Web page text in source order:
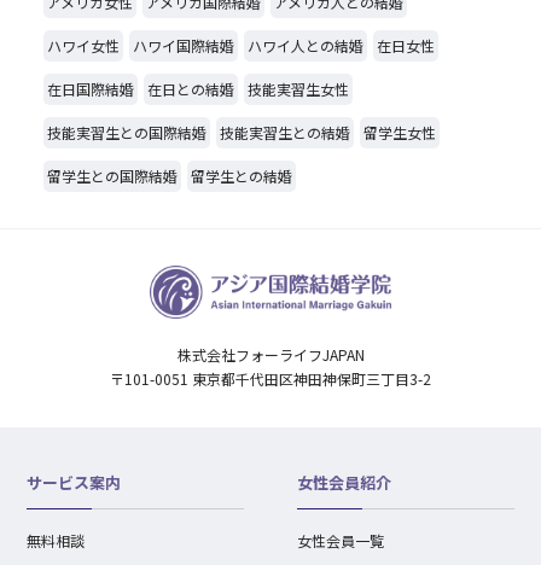
ハワイ女性 ハワイ国際結婚 ハワイ人との結婚 在日女性
在日国際結婚 在日との結婚 技能実習生女性
技能実習生との国際結婚 技能実習生との結婚 留学生女性
留学生との国際結婚 留学生との結婚
株式会社フォーライフJAPAN
〒101-0051 東京都千代田区神田神保町三丁目3-2
サービス案内
無料相談
女性会員紹介
女性会員一覧